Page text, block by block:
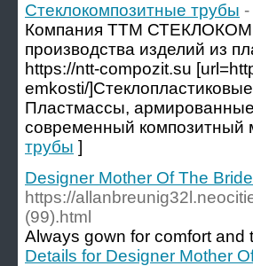
Стеклокомпозитные трубы
Компания ТТМ
производства изделий из
https://ntt-compozit.su
emkosti/
Пластмассы,
современный композитный
трубы ]
Designer Mother Of The
https://
(99).html
Always gown for comfort
Details for Designer Mother